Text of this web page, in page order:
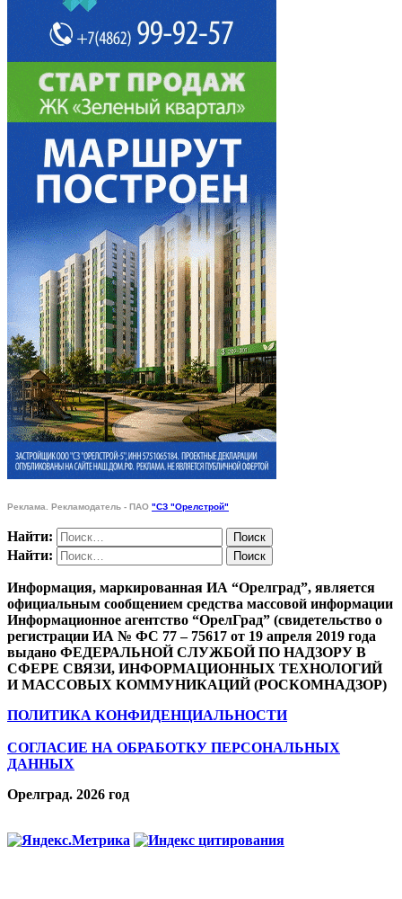
Реклама. Рекламодатель - ПАО "СЗ "Орелстрой"
Найти:
Найти:
Информация, маркированная ИА “Орелград”, является
официальным сообщением средства массовой информации
Информационное агентство “ОрелГрад” (свидетельство о
регистрации ИА № ФС 77 – 75617 от 19 апреля 2019 года
выдано ФЕДЕРАЛЬНОЙ СЛУЖБОЙ ПО НАДЗОРУ В
СФЕРЕ СВЯЗИ, ИНФОРМАЦИОННЫХ ТЕХНОЛОГИЙ
И МАССОВЫХ КОММУНИКАЦИЙ (РОСКОМНАДЗОР)
ПОЛИТИКА КОНФИДЕНЦИАЛЬНОСТИ
СОГЛАСИЕ НА ОБРАБОТКУ ПЕРСОНАЛЬНЫХ
ДАННЫХ
Орелград. 2026 год